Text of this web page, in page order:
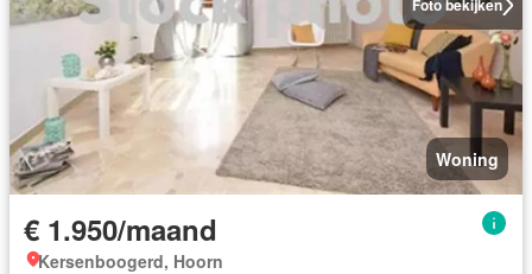
Foto bekijken
Woning
€ 1.950/maand
Kersenboogerd, Hoorn